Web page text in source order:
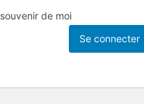
de moi